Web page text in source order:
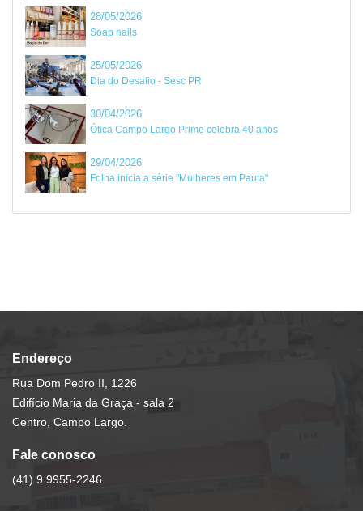
28/05/2026
Soap nails
25/05/2026
Dia do Desafio - Sesc PR
30/04/2026
Ótica Campo Largo Prime celebra 40 anos
29/04/2026
Folha inicia a série "Mulheres em Pauta"
Endereço
Rua Dom Pedro II, 1226
Edifício Maria da Graça - sala 2
Centro, Campo Largo.
Fale conosco
(41) 9 9955-2246